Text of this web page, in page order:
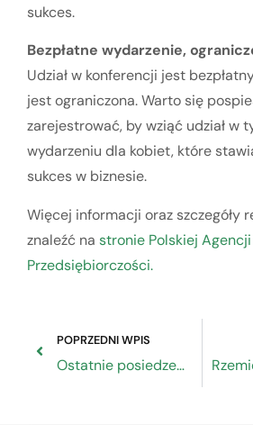
sukces.
Bezpłatne wydarzenie,
Udział w konferencji jest
jest ograniczona. Warto się
zarejestrować, by wziąć udział w
wydarzeniu dla kobiet, które
sukces w biznesie.
Więcej informacji oraz szczegóły
znaleźć na stronie Polskiej Agencji
Przedsiębiorczości.
POPRZEDNI WPIS
Ostatnie posiedzenie Komitetu ds. Umowy Partnerstwa na lata 2014-2020